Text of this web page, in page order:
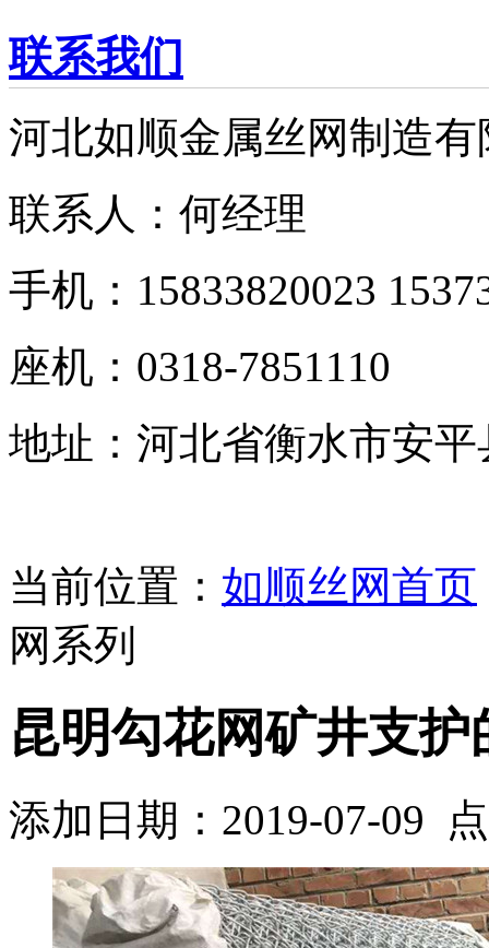
联系我们
河北如顺金属丝网制造有
联系人：何经理
手机：15833820023
座机：0318-7851110
地址：河北省衡水市安
当前位置： 如顺丝网首页
网系列
昆明勾花网矿井支护
添加日期：2019-07-09